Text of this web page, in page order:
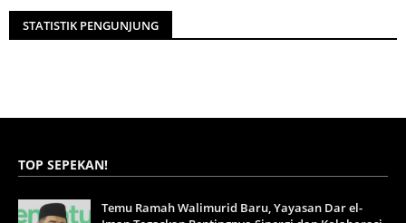
STATISTIK PENGUNJUNG
TOP SEPEKAN!
Temu Ramah Walimurid Baru, Yayasan Dar el-